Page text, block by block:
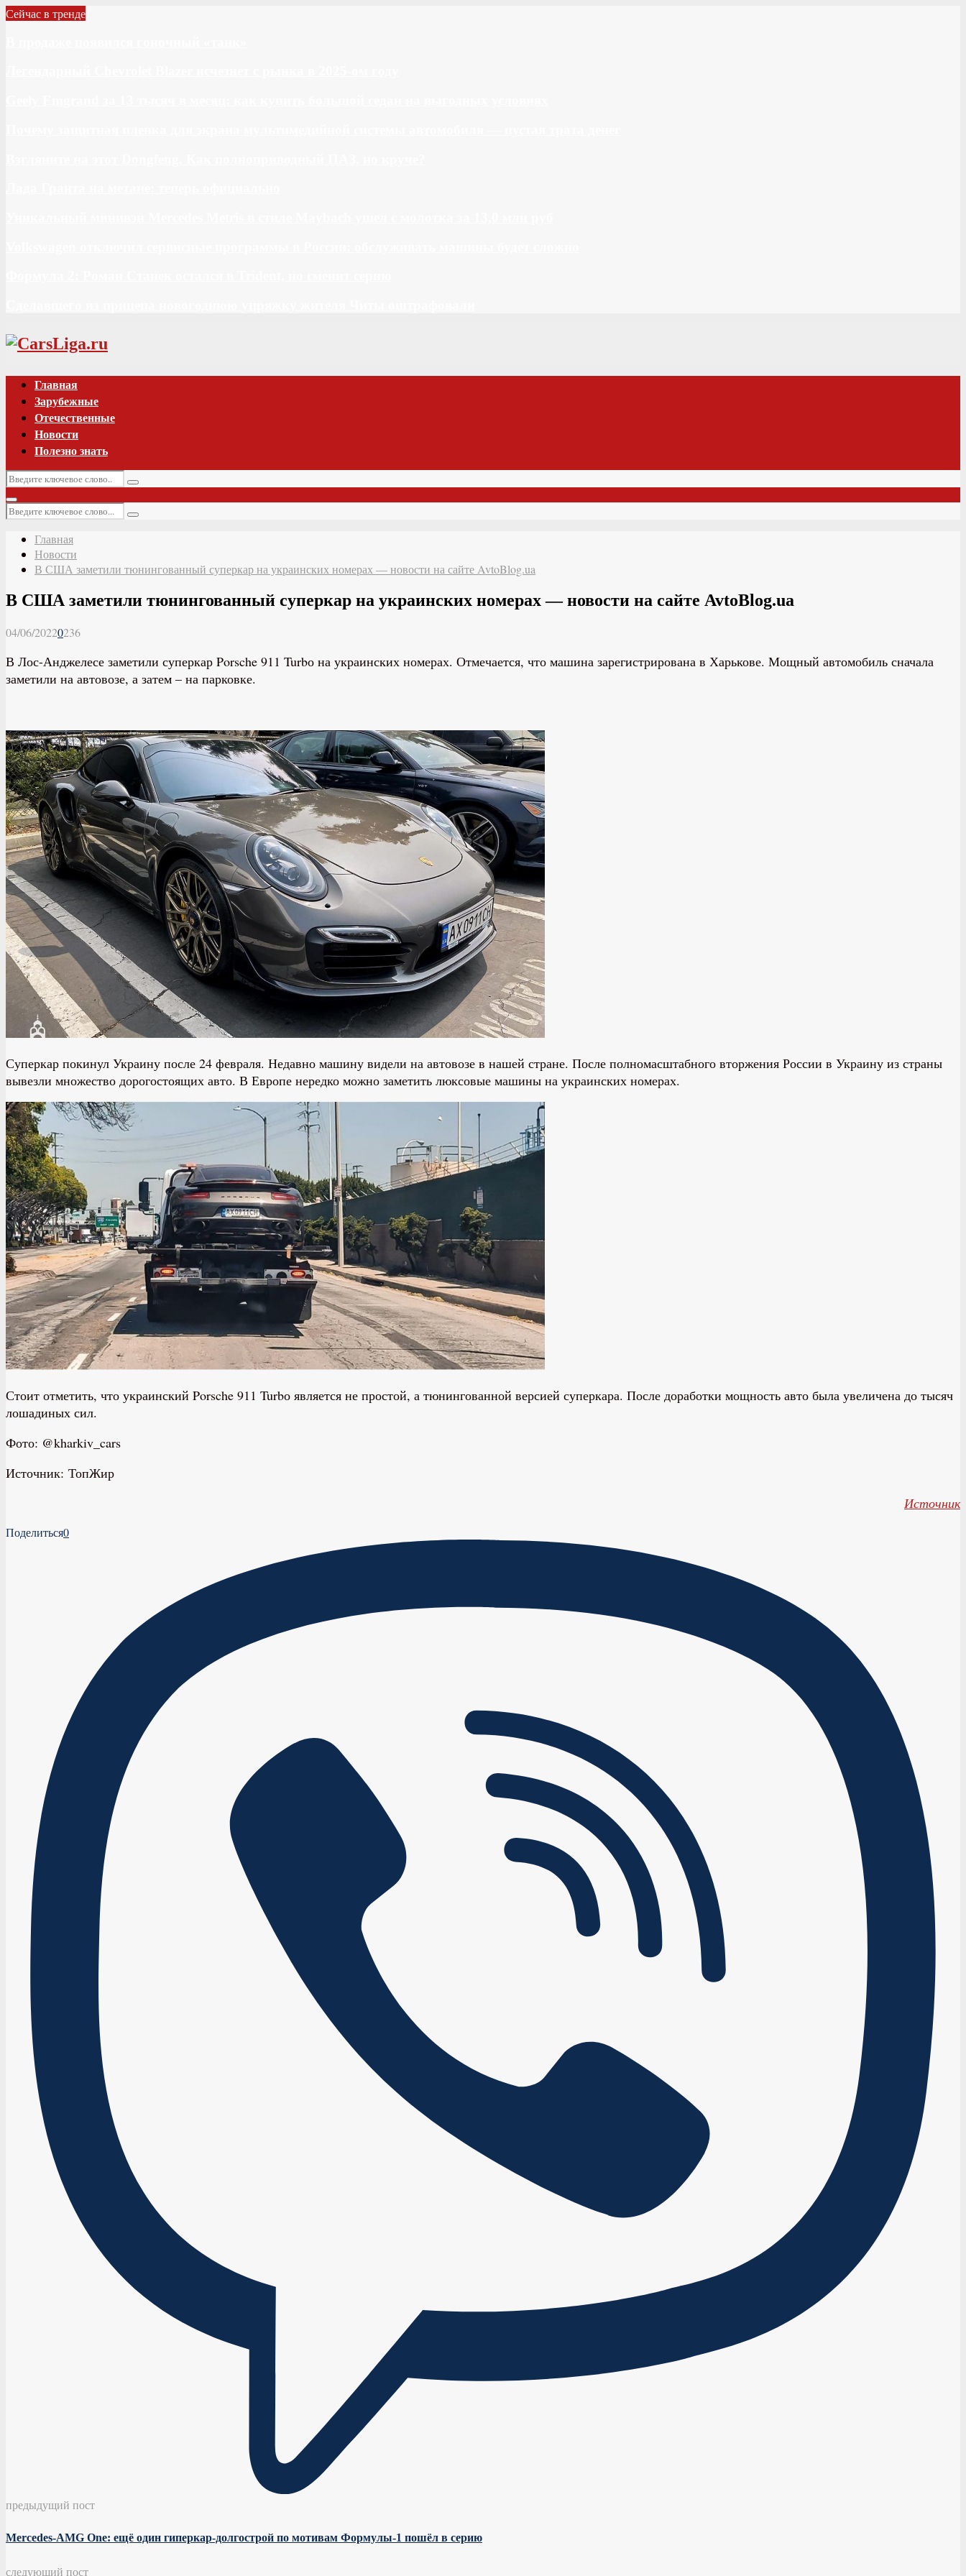
Сейчас в тренде
Vk
Главная
Зарубежные
Отечественные
Новости
Полезно знать
Искать:
Поиск
Основное
меню
Искать:
Поиск
Главная
Новости
В США заметили тюнингованный суперкар на украинских номерах — новости на сайте AvtoBlog.ua
В США заметили тюнингованный суперкар на украинских номерах — новости на сайте AvtoBlog.ua
04/06/20220236
В Лос-Анджелесе заметили суперкар Porsche 911 Turbо на украинских номерах. Отмечается, что машина зарегистрирована в Харькове. Мощный автомобиль сначала
заметили на автовозе, а затем – на парковке.
Суперкар покинул Украину после 24 февраля. Недавно машину видели на автовозе в нашей стране. После полномасштабного вторжения России в Украину из страны
вывезли множество дорогостоящих авто. В Европе нередко можно заметить люксовые машины на украинских номерах.
Стоит отметить, что украинский Porsche 911 Turbо является не простой, а тюнингованной версией суперкара. После доработки мощность авто была увеличена до тысяч
лошадиных сил.
Фото: @kharkiv_cars
Источник: ТопЖир
Источник
Поделиться0
предыдущий пост
Mercedes-AMG One: ещё один гиперкар-долгострой по мотивам Формулы-1 пошёл в серию
следующий пост